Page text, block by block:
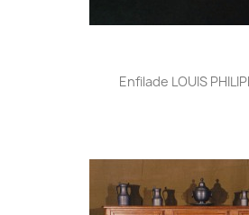
Enfilade LOUIS